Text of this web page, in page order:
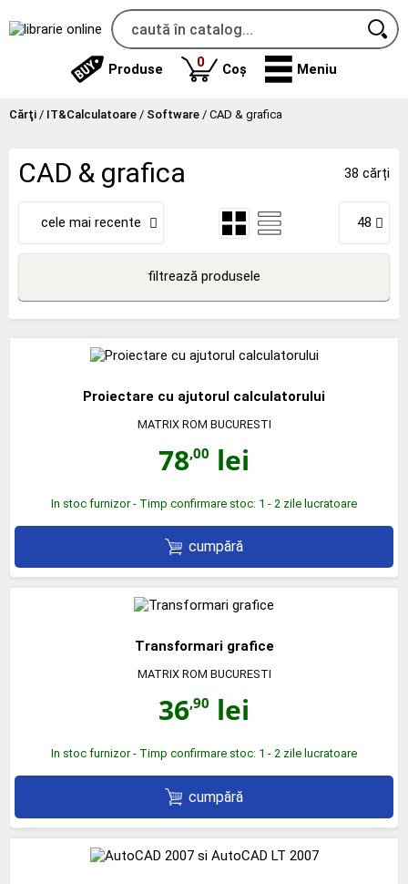
Produse 0produse
Coș Meniu
Cărţi / IT&Calculatoare / Software / CAD & grafica
CAD & grafica 38 cărți
cele mai recente 48
filtrează produsele
Proiectare cu ajutorul calculatorului
MATRIX ROM BUCURESTI
78,00 lei
In stoc furnizor - Timp confirmare stoc: 1 - 2 zile lucratoare
cumpără
Transformari grafice
MATRIX ROM BUCURESTI
36,90 lei
In stoc furnizor - Timp confirmare stoc: 1 - 2 zile lucratoare
cumpără